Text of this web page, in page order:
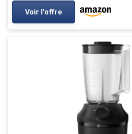
Voir l'offre